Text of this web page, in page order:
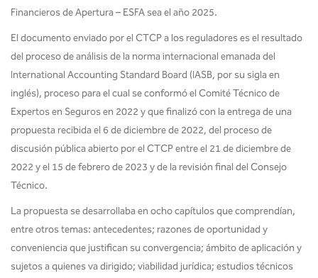
Financieros de Apertura – ESFA sea el año 2025.
El documento enviado por el CTCP a los reguladores es el resultado
del proceso de análisis de la norma internacional emanada del
International Accounting Standard Board (IASB, por su sigla en
inglés), proceso para el cual se conformó el Comité Técnico de
Expertos en Seguros en 2022 y que finalizó con la entrega de una
propuesta recibida el 6 de diciembre de 2022, del proceso de
discusión pública abierto por el CTCP entre el 21 de diciembre de
2022 y el 15 de febrero de 2023 y de la revisión final del Consejo
Técnico.
La propuesta se desarrollaba en ocho capítulos que comprendían,
entre otros temas: antecedentes; razones de oportunidad y
conveniencia que justifican su convergencia; ámbito de aplicación y
sujetos a quienes va dirigido; viabilidad jurídica; estudios técnicos